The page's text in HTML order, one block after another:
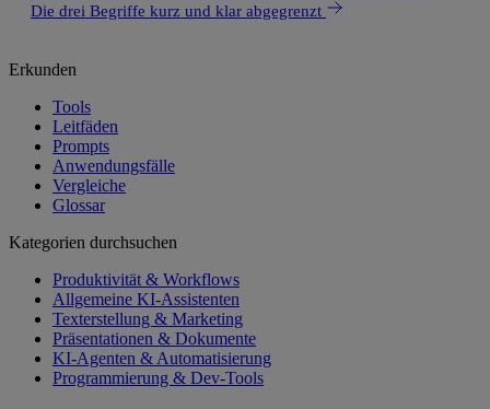
Die drei Begriffe kurz und klar abgegrenzt
Erkunden
Tools
Leitfäden
Prompts
Anwendungsfälle
Vergleiche
Glossar
Kategorien durchsuchen
Produktivität & Workflows
Allgemeine KI-Assistenten
Texterstellung & Marketing
Präsentationen & Dokumente
KI-Agenten & Automatisierung
Programmierung & Dev-Tools